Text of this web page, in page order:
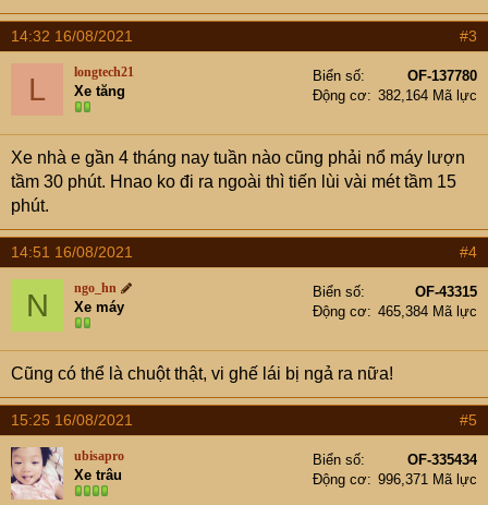
14:32 16/08/2021 #3
L longtech21
Xe tăng
Biển số
OF-137780
Động cơ
382,164 Mã lực
Xe nhà e gần 4 tháng nay tuần nào cũng phải nổ máy lượn
tầm 30 phút. Hnao ko đi ra ngoài thì tiến lùi vài mét tầm 15
phút.
14:51 16/08/2021 #4
N ngo_hn
Xe máy
Biển số
OF-43315
Động cơ
465,384 Mã lực
Cũng có thể là chuột thật, vi ghế lái bị ngả ra nữa!
15:25 16/08/2021 #5
ubisapro
Xe trâu
Biển số
OF-335434
Động cơ
996,371 Mã lực